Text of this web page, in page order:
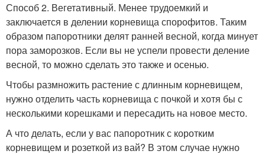
Способ 2. Вегетативный. Менее трудоемкий и
заключается в делении корневища спорофитов. Таким
образом папоротники делят ранней весной, когда минует
пора заморозков. Если вы не успели провести деление
весной, то можно сделать это также и осенью.
Чтобы размножить растение с длинным корневищем,
нужно отделить часть корневища с почкой и хотя бы с
несколькими корешками и пересадить на новое место.
А что делать, если у вас папоротник с коротким
корневищем и розеткой из вай? В этом случае нужно